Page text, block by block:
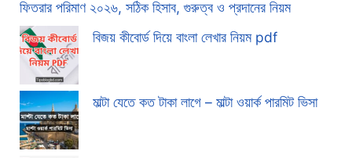
ফিতরার পরিমাণ ২০২৬, সঠিক হিসাব, গুরুত্ব ও প্রদানের নিয়ম
বিজয় কীবোর্ড দিয়ে বাংলা লেখার নিয়ম pdf
মাল্টা যেতে কত টাকা লাগে – মাল্টা ওয়ার্ক পারমিট ভিসা